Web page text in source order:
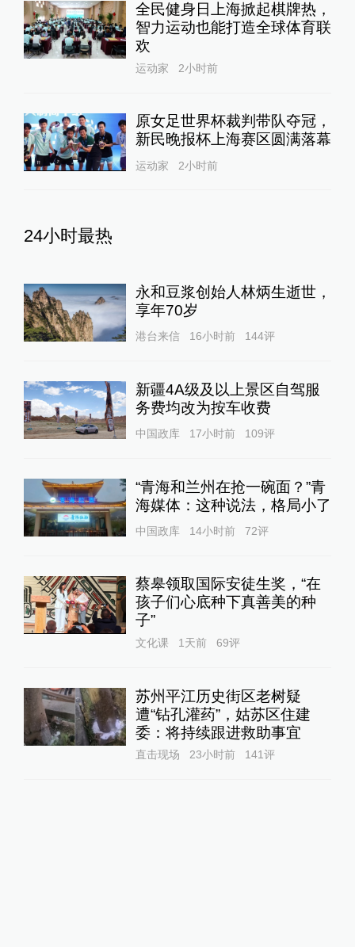
全民健身日上海掀起棋牌热，
智力运动也能打造全球体育联
欢
运动家 2小时前
原女足世界杯裁判带队夺冠，
新民晚报杯上海赛区圆满落幕
运动家 2小时前
24小时最热
永和豆浆创始人林炳生逝世，
享年70岁
港台来信 16小时前 144评
新疆4A级及以上景区自驾服
务费均改为按车收费
中国政库 17小时前 109评
“青海和兰州在抢一碗面？”青
海媒体：这种说法，格局小了
中国政库 14小时前 72评
蔡皋领取国际安徒生奖，“在
孩子们心底种下真善美的种
子”
文化课 1天前 69评
苏州平江历史街区老树疑
遭“钻孔灌药”，姑苏区住建
委：将持续跟进救助事宜
直击现场 23小时前 141评